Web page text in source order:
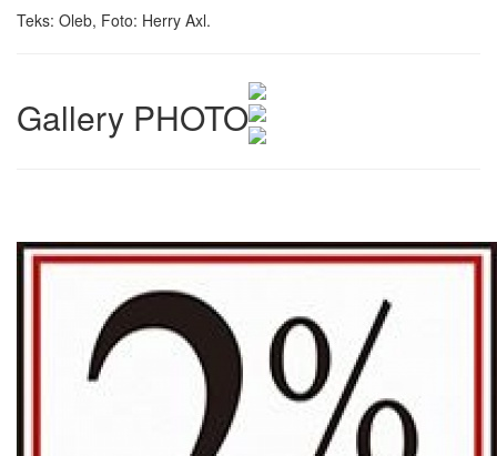
Teks: Oleb, Foto: Herry Axl.
Gallery PHOTO